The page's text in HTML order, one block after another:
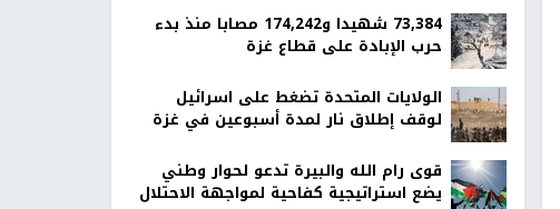
73,384 شهيدا و174,242 مصابا منذ بدء
حرب الإبادة على قطاع غزة
الولايات المتحدة تضغط على اسرائيل
لوقف إطلاق نار لمدة أسبوعين في غزة
قوى رام الله والبيرة تدعو لحوار وطني
يضع استراتيجية كفاحية لمواجهة الاحتلال